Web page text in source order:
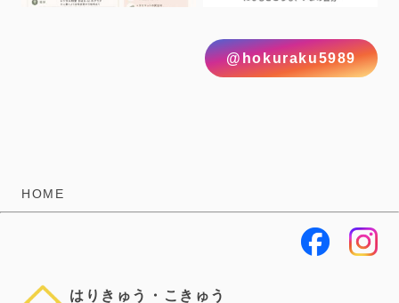
@hokuraku5989
HOME
はりきゅう・こきゅう